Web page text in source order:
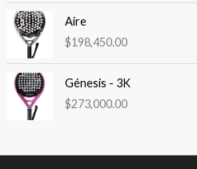
Aire
$198,450.00
Génesis - 3K
$273,000.00